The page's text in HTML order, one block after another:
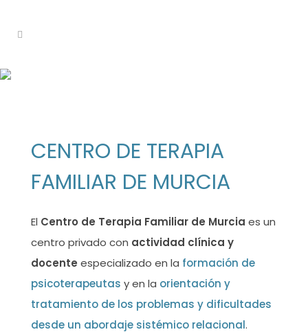
CENTRO DE TERAPIA
FAMILIAR DE MURCIA
El Centro de Terapia Familiar de Murcia es un
centro privado con actividad clínica y
docente especializado en la formación de
psicoterapeutas y en la orientación y
tratamiento de los problemas y dificultades
desde un abordaje sistémico relacional.